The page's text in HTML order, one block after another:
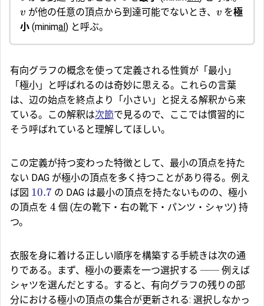
v が他の任意の頂点から到達可能でないとき、 v を極
小 (minimal) と呼ぶ。
有向グラフの概念を使って定義される性質が「最小」
「極小」と呼ばれるのは奇妙に思える。これらの言葉
は、辺の始点を終点より「小さい」と捉える解釈から来
ている。この解釈は次節で見るので、ここでは慣習的に
そう呼ばれていると理解してほしい。
この定義が持つ変わった特徴として、最小の頂点を持た
ない DAG が極小の頂点を多く持つことがあり得る。例え
ば図 10.7 の DAG は最小の頂点を持たないものの、極小
の頂点を 4 個 (左の靴下・右の靴下・パンツ・シャツ) 持
つ。
衣服を身に着ける正しい順序を構築する手続きは次の通
りである。まず、極小の要素を一つ選択する ── 例えば
シャツを選んだとする。すると、有向グラフの残りの部
分における極小の頂点の集合が更新される: 選択しなかっ